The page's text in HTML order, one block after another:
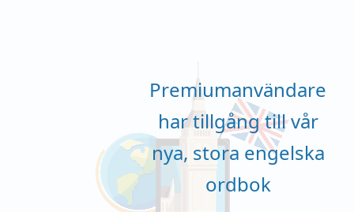
Premiumanvändare
har tillgång till vår
nya, stora engelska
ordbok